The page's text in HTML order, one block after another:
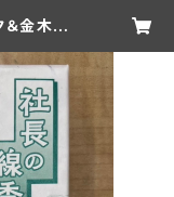
金木犀